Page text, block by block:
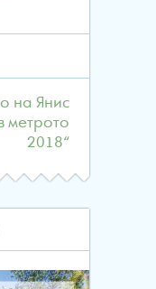
на Янис
метрото
2018“